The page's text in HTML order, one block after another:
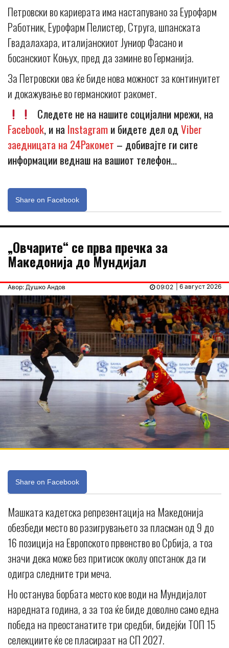
Петровски во кариерата има настапувано за Еурофарм
Работник, Еурофарм Пелистер, Струга, шпанската
Гвадалахара, италијанскиот Јуниор Фасано и
босанскиот Коњух, пред да замине во Германија.
За Петровски ова ќе биде нова можност за континуитет
и докажување во германскиот ракомет.
Следете не на нашите социјални мрежи, на
Facebook, и на Instagramи бидете дел одViber
заедницата на 24Ракомет – добивајте ги сите
информации веднаш на вашиот телефон…
Share on Facebook
„Овчарите“ се прва пречка за
Македонија до Мундијал
Авор: Душко Андов | 6 август 2026
09:02
Share on Facebook
Машката кадетска репрезентација на Македонија
обезбеди место во разигрувањето за пласман од 9 до
16 позиција на Европското првенство во Србија, а тоа
значи дека може без притисок околу опстанок да ги
одигра следните три меча.
Но останува борбата место кое води на Мундијалот
наредната година, а за тоа ќе биде доволно само една
победа на преостанатите три средби, бидејќи ТОП 15
селекциите ќе се пласираат на СП 2027.